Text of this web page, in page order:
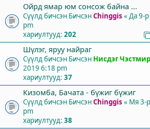
Ойрд ямар юм сонсож байна ...
Сүүлд бичсэн БичсэнChinggis « Да 9-
pm
хариултууд: 202
Шүлэг, яруу найраг
Сүүлд бичсэн Бичсэн Нисдэг Чэстмир
2019 6:18 pm
хариултууд: 37
Кизомба, Бачата - бүжиг бүжиг
Сүүлд бичсэн БичсэнChinggis « Мя 3-
pm
хариултууд: 38